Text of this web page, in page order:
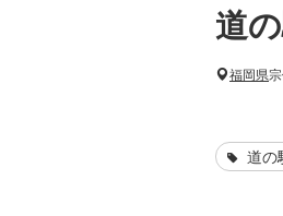
道
福岡県
道の